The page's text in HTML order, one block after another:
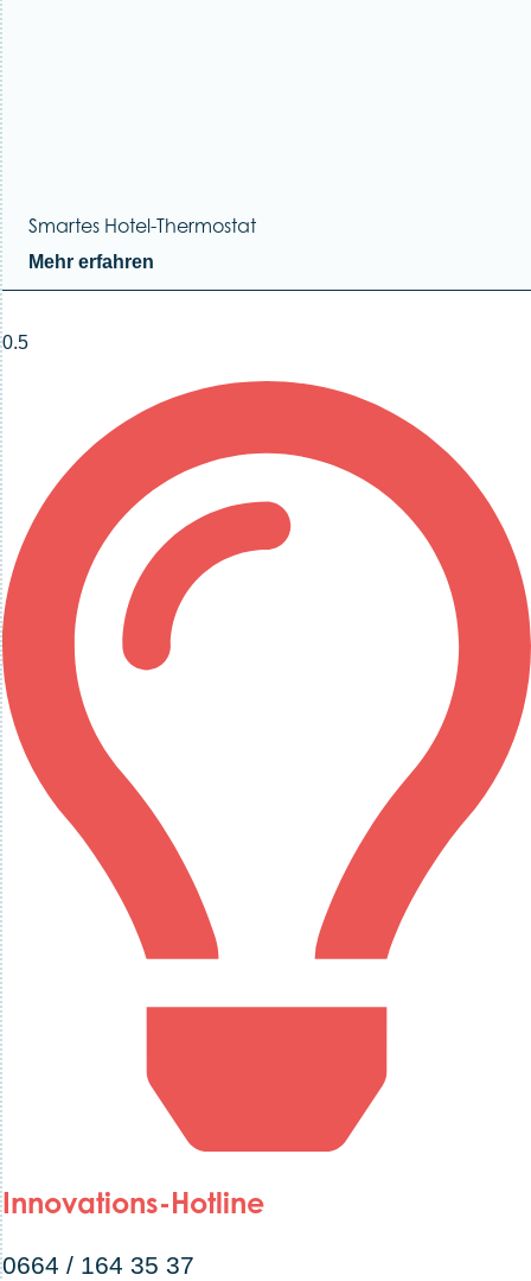
Smartes Hotel-Thermostat
Mehr erfahren
Innovations-Hotline
0664 / 164 35 37